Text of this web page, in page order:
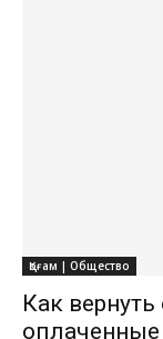
Қоғам | Общество
Как
оплаченные